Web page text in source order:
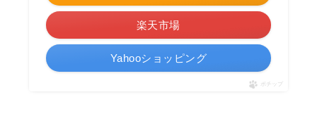
楽天市場
Yahooショッピング
ポチップ